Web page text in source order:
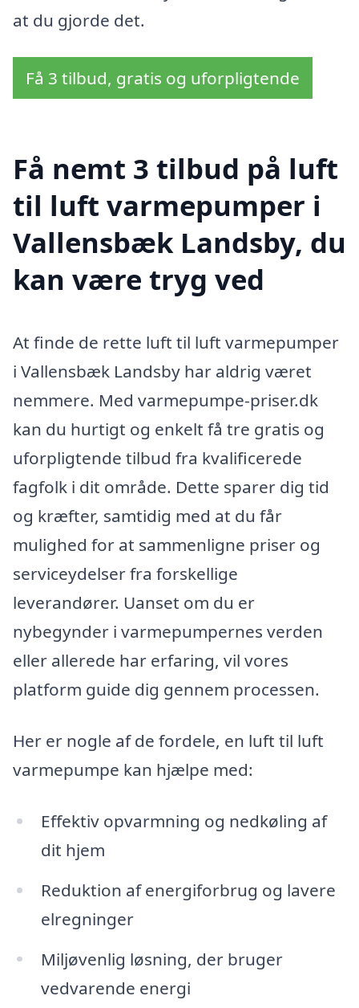
at du gjorde det.
Få 3 tilbud, gratis og uforpligtende
Få nemt 3 tilbud på luft
til luft varmepumper i
Vallensbæk Landsby, du
kan være tryg ved
At finde de rette luft til luft varmepumper
i Vallensbæk Landsby har aldrig været
nemmere. Med varmepumpe-priser.dk
kan du hurtigt og enkelt få tre gratis og
uforpligtende tilbud fra kvalificerede
fagfolk i dit område. Dette sparer dig tid
og kræfter, samtidig med at du får
mulighed for at sammenligne priser og
serviceydelser fra forskellige
leverandører. Uanset om du er
nybegynder i varmepumpernes verden
eller allerede har erfaring, vil vores
platform guide dig gennem processen.
Her er nogle af de fordele, en luft til luft
varmepumpe kan hjælpe med:
Effektiv opvarmning og nedkøling af
dit hjem
Reduktion af energiforbrug og lavere
elregninger
Miljøvenlig løsning, der bruger
vedvarende energi